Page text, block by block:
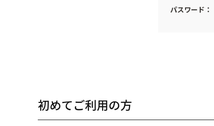
パスワード：
初めてご利用の方